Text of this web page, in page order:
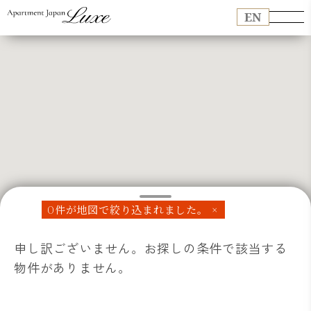
EN
0件が地図で絞り込まれました。 ×
申し訳ございません。お探しの条件で該当する
物件がありません。